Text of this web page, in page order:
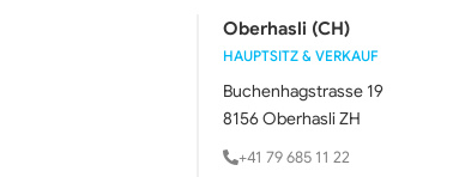
Oberhasli (CH)
HAUPTSITZ & VERKAUF
Buchenhagstrasse 19
8156 Oberhasli ZH
+41 79 685 11 22